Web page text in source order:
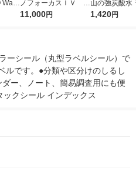
Wate ノフォーカスＩＶ 4
5ｇ 資生堂 おまけ
11,000円
山の強炭酸水
レス 500ml 1
1,420円
ーシール（丸型ラベルシール）で
ルです。●分類や区分けのしるし
ー、ノート、簡易調査用にも便
クシール インデックス